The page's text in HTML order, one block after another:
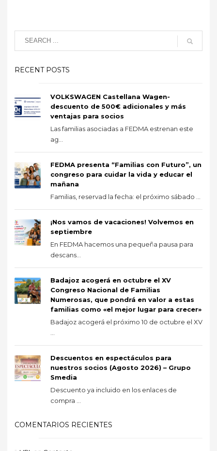
RECENT POSTS
VOLKSWAGEN Castellana Wagen-
descuento de 500€ adicionales y más
ventajas para socios
Las familias asociadas a FEDMA estrenan este
ag...
FEDMA presenta “Familias con Futuro”, un
congreso para cuidar la vida y educar el
mañana
Familias, reservad la fecha: el próximo sábado ...
¡Nos vamos de vacaciones! Volvemos en
septiembre
En FEDMA hacemos una pequeña pausa para
descans...
Badajoz acogerá en octubre el XV
Congreso Nacional de Familias
Numerosas, que pondrá en valor a estas
familias como «el mejor lugar para crecer»
Badajoz acogerá el próximo 10 de octubre el XV
Descuentos en espectáculos para
nuestros socios (Agosto 2026) – Grupo
Smedia
Descuento ya incluido en los enlaces de
compra ...
COMENTARIOS RECIENTES